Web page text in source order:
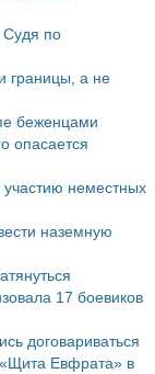
Судя по
границы, а не
беженцами
опасается
участию неместных
наземную
17 боевиков
договариваться
Евфрата» в